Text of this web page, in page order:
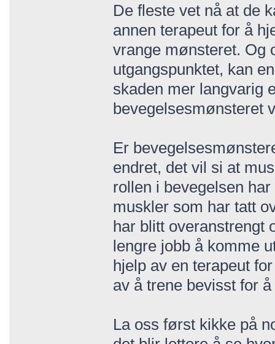
De fleste vet nå at de
annen terapeut for å
vrange mønsteret. Og
utgangspunktet, kan
skaden mer langvarig
bevegelsesmønsteret
Er
endret, det vil si at
rollen i bevegelsen
muskler som har tatt
har blitt overanstrengt
lengre jobb å komme
hjelp av en terapeut
av å trene bevisst for
La oss først kikke på